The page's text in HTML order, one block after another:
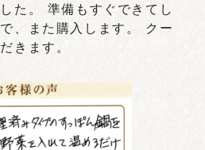
た。 準備もすぐできてし
、また購入します。 クー
きます。